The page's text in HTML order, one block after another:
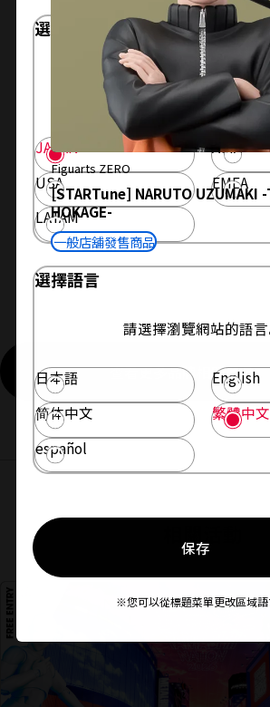
Figuarts ZERO
[STARTune] NARUTO UZUMAKI
HOKAGE-
一般店舖發售商品
查看更多品牌相關商品
選擇區域
請選擇您居住的地區
顯示選定區域的信息
JAPAN
ASIA
USA
EMEA
LATAM
選擇語言
請選擇瀏覽網站的語言
日本語
English
简体中文
繁體中文
español
保存
※您可以從標題菜單更改區域語